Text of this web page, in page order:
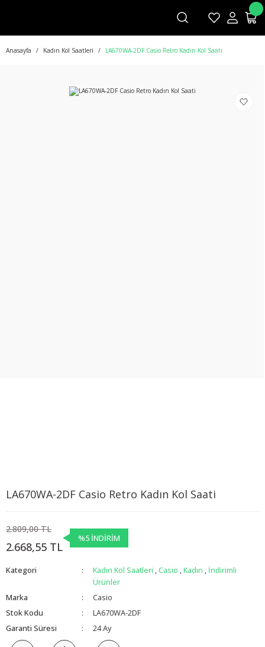
Anasayfa Kadın Kol Saatleri LA670WA-2DF Casio Retro Kadın Kol Saati
LA670WA-2DF Casio Retro Kadın Kol Saati
2.809,00 TL
2.668,55 TL
%5 İNDİRİM
Kategori Kadın Kol Saatleri , Casio ,Kadın , İndirimli
Ürünler
Marka
Casio
Stok Kodu
LA670WA-2DF
Garanti Süresi
24 Ay